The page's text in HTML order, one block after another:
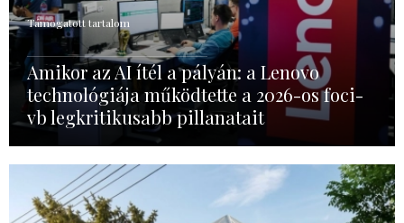
Támogatott tartalom
Amikor az AI ítél a pályán: a Lenovo
technológiája működtette a 2026-os foci-
vb legkritikusabb pillanatait